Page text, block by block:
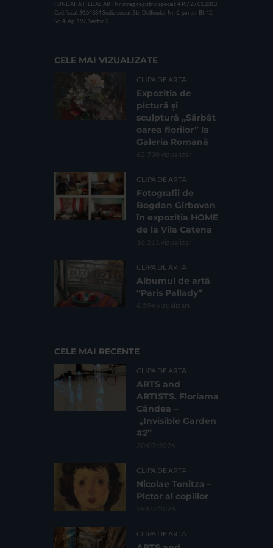
FUNDATIA FILDAS ART Nr inreg registrul special: 4 PJ/ 29.01.2013
Cod fiscal: 9164384 Sediu social: Str. Delfinului, Nr. 6, parter Bl. 42,
Sc. 4, Ap. 197, Sector 2
CELE MAI VIZUALIZATE
CLIPA DE ARTA
Expoziția de
pictură și
sculptură „Sărbăt
oarea florilor” la
Galeria Romană
62.730 vizualizari
CLIPA DE ARTA
Fotografii de
Bogdan Gîrbovan
în expoziția HOME
de la Vila Catena
16.211 vizualizari
CLIPA DE ARTA
Albumul de artă
“Paris Pallady”
6.594 vizualizari
CELE MAI RECENTE
CLIPA DE ARTA
ARTS and
ARTISTS. Floriama
Cândea –
„Invisible Garden
#2”
30/07/2026
CLIPA DE ARTA
Nicolae Tonitza –
Pictor al copiilor
29/07/2026
CLIPA DE ARTA